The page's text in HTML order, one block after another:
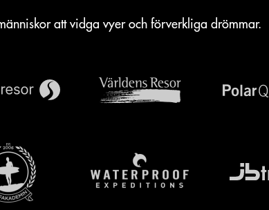
att vidga vyer och förverkliga drömmar.